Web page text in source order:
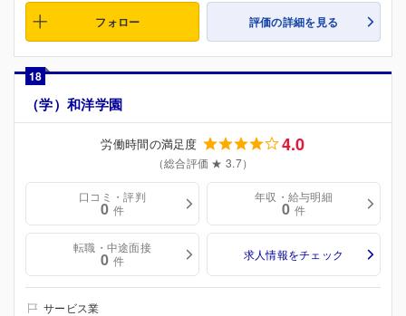
フォロー 評価の詳細を見る
18
（学）和洋学園
労働時間の満足度 4.0
（総合評価 ★ 3.7）
口コミ・評判
0 件
年収・給与明細
0 件
転職・中途面接
0 件 求人情報をチェック
サービス業